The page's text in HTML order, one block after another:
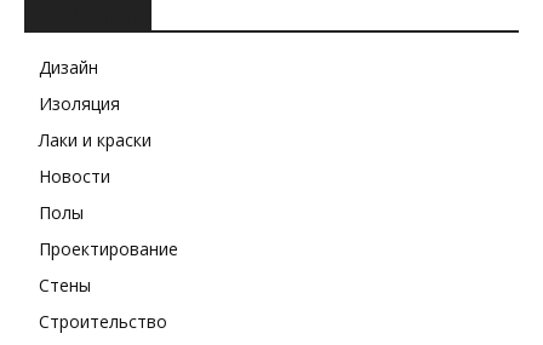
Дизайн
Изоляция
Лаки и краски
Новости
Полы
Проектирование
Стены
Строительство